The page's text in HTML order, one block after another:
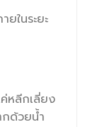
ในระยะ
หลีกเลี่ยง
กด้วยน้ำ